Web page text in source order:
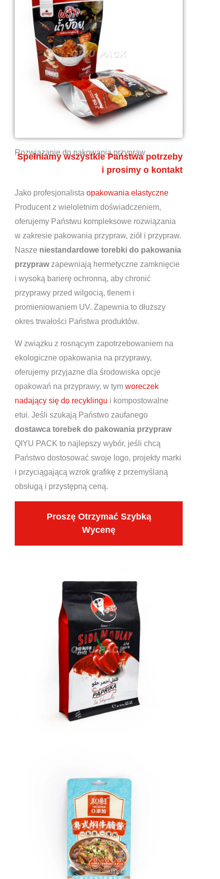
Rozwiązanie do pakowania przypraw
Spełniamy wszystkie Państwa potrzeby
i prosimy o kontakt
Jako profesjonalista opakowania elastyczne
Producent z wieloletnim doświadczeniem,
oferujemy Państwu kompleksowe rozwiązania
w zakresie pakowania przypraw, ziół i przypraw.
Nasze niestandardowe torebki do pakowania
przyprawzapewniają hermetyczne zamknięcie
i wysoką barierę ochronną, aby chronić
przyprawy przed wilgocią, tlenem i
promieniowaniem UV. Zapewnia to dłuższy
okres trwałości Państwa produktów.
W związku z rosnącym zapotrzebowaniem na
ekologiczne opakowania na przyprawy,
oferujemy przyjazne dla środowiska opcje
opakowań na przyprawy, w tym woreczek
nadający się do recyklingu i kompostowalne
etui. Jeśli szukają Państwo zaufanego
dostawca torebek do pakowania przypraw
QIYU PACK to najlepszy wybór, jeśli chcą
Państwo dostosować swoje logo, projekty marki
i przyciągającą wzrok grafikę z przemyślaną
obsługą i przystępną ceną.
Proszę Otrzymać Szybką
Wycenę